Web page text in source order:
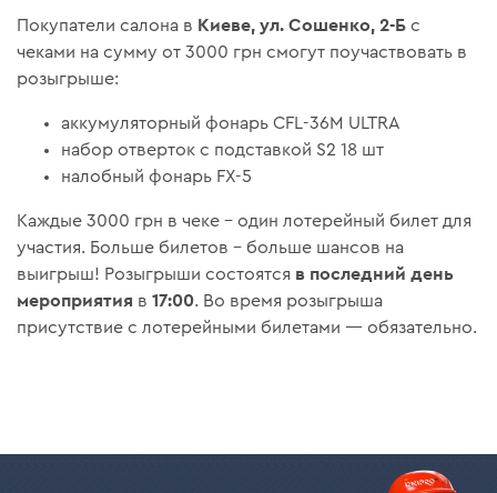
Покупатели салона в Киеве, ул. Сошенко, 2-Б с
чеками на сумму от 3000 грн смогут поучаствовать в
розыгрыше:
аккумуляторный фонарь CFL-36M ULTRA
набор отверток с подставкой S2 18 шт
налобный фонарь FX-5
Каждые 3000 грн в чеке – один лотерейный билет для
участия. Больше билетов – больше шансов на
выигрыш! Розыгрыши состоятся в последний день
мероприятия в17:00. Во время розыгрыша
присутствие с лотерейными билетами — обязательно.